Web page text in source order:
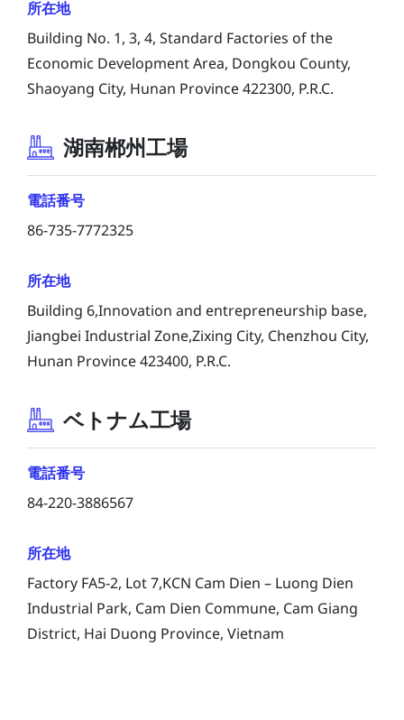
所在地
Building No. 1, 3, 4, Standard Factories of the
Economic Development Area, Dongkou County,
Shaoyang City, Hunan Province 422300, P.R.C.
湖南郴州工場
電話番号
86-735-7772325
所在地
Building 6,Innovation and entrepreneurship base,
Jiangbei Industrial Zone,Zixing City, Chenzhou City,
Hunan Province 423400, P.R.C.
ベトナム工場
電話番号
84-220-3886567
所在地
Factory FA5-2, Lot 7,KCN Cam Dien – Luong Dien
Industrial Park, Cam Dien Commune, Cam Giang
District, Hai Duong Province, Vietnam